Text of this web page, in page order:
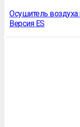
Осушитель
Версия ES